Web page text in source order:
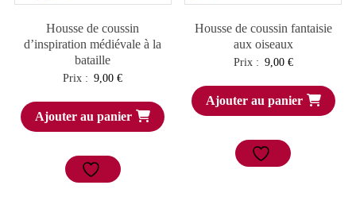
Housse de coussin
d’inspiration médiévale à la
bataille
Prix : 9,00€
Ajouter au panier
Housse de coussin fantaisie
aux oiseaux
Prix : 9,00 €
Ajouter au panier